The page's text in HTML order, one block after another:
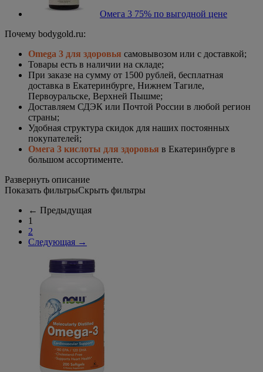
Омега 3 75% по выгодной цене
Почему bodygold.ru:
Omega 3 для здоровья самовывозом или c доставкой;
Товары есть в наличии на складе;
При заказе на сумму от 1500 рублей, бесплатная
доставка в Екатеринбурге, Нижнем Тагиле,
Первоуральске, Верхней Пышме;
Доставляем СДЭК или Почтой России в любой регион
страны;
Удобная структура скидок для наших постоянных
покупателей;
Омега 3 кислоты для здоровья в Екатеринбурге в
большом ассортименте.
Развернуть описание
Показать фильтрыСкрыть фильтры
← Предыдущая
1
2
Следующая →